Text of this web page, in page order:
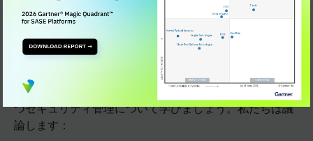
でなく、悪意のある悪用に対するレジリエンスを強化す
ることができる。
このウェビナーに参加し、GenAIがデータを危険にさら
すさまざまな方法と、ユーザーの生産性に影響を与える
ことなくデータ漏洩を防ぎ、リスクを軽減するのに役立
つセキュリティ管理について学びましょう。私たちは議
論します：